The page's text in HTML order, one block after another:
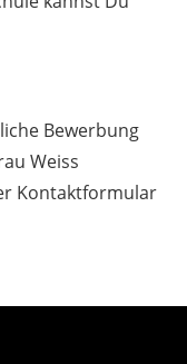
Bewerbung
Weiss
Kontaktformular